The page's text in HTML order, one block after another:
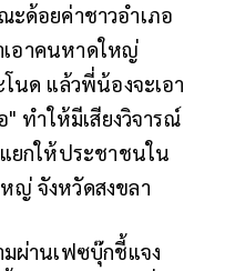
ะด้อยค่าชาวอำเภอ
เอาคนหาดใหญ่
นด แล้วพี่น้องจะเอา
" ทำให้มีเสียงวิจารณ์
ยกให้ประชาชนใน
ญ่ จังหวัดสงขลา
ผ่านเฟซบุ๊กชี้แจง